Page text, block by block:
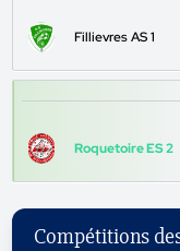
Fillievres AS 1
Roquetoire ES 2
Compétitions